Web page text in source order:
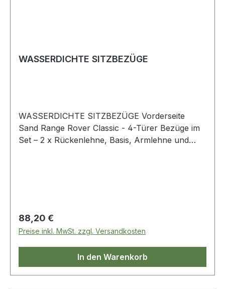
WASSERDICHTE SITZBEZÜGE
WASSERDICHTE SITZBEZÜGE Vorderseite
Sand Range Rover Classic - 4-Türer Bezüge im
Set – 2 x Rückenlehne, Basis, Armlehne und
Regulärer Preis:
88,20 €
Preise inkl. MwSt. zzgl. Versandkosten
In den Warenkorb